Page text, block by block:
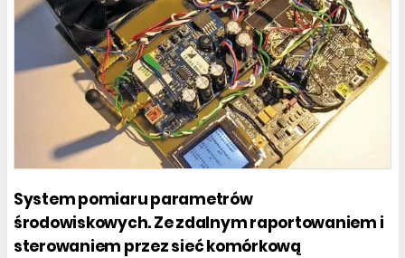
System pomiaru parametrów
środowiskowych. Ze zdalnym raportowaniem i
sterowaniem przez sieć komórkową